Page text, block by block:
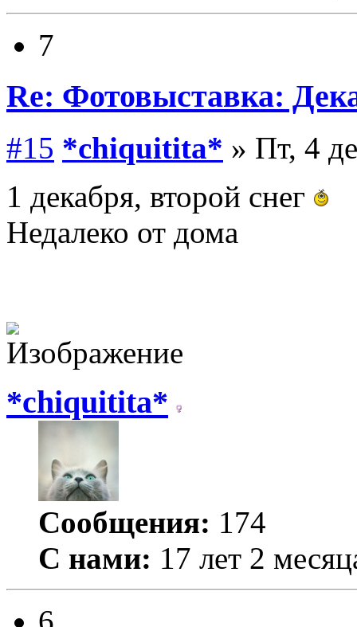
7
Re: Фотовыставка:
#15 *chiquitita* » Пт, 4
1 декабря, второй снег
Недалеко от дома
*chiquitita*
Сообщения: 174
С нами: 17 лет 2